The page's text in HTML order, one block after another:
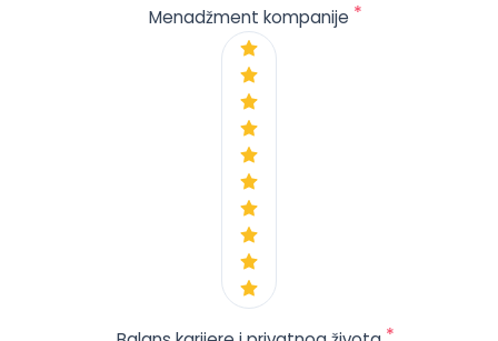
Menadžment kompanije *
*